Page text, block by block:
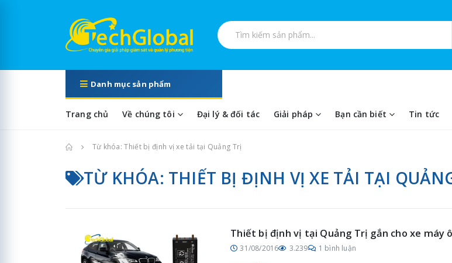
Tìm kiếm sản phẩm
Danh mục sản phẩm
Trang chủ Về chúng tôi Đại lý & đối tác Giải pháp Bạn cần biết Tin tức
Trang chủTừ khóa: Thiết bị định vị xe tải tại Quảng Trị
TỪ KHÓA: THIẾT BỊ ĐỊNH VỊ XE TẢI TẠI
Thiết bị định vị tại Quảng Trị gắn cho xe máy
31/08/2016 3.239 1 bình luận